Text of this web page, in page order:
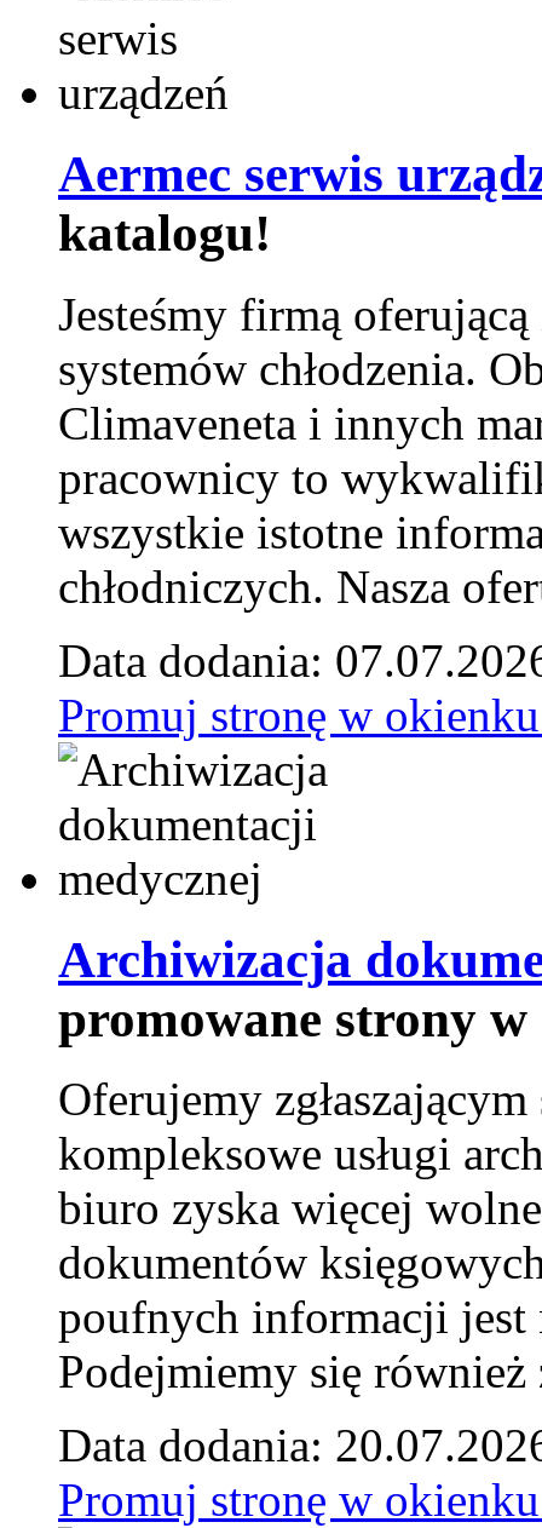
Aermec serwis
katalogu!
Jesteśmy firmą
systemów chłodzenia.
Climaveneta i innych
pracownicy to
wszystkie istotne
chłodniczych. Nasza
Data dodania:
Promuj stronę w
Archiwizacja
promowane strony
Oferujemy
kompleksowe usługi
biuro zyska więcej
dokumentów
poufnych informacji jest
Podejmiemy się
Data dodania:
Promuj stronę w